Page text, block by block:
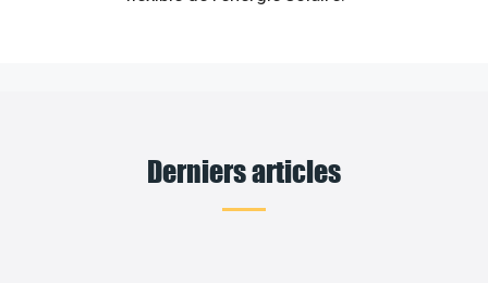
Derniers articles